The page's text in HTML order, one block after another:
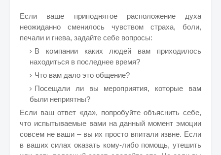
Если ваше приподнятое расположение духа
неожиданно сменилось чувством страха, боли,
печали и гнева, задайте себе вопросы:
В компании каких людей вам приходилось
находиться в последнее время?
Что вам дало это общение?
Посещали ли вы мероприятия, которые вам
были неприятны?
Если ваш ответ «да», попробуйте объяснить себе,
что испытываемые вами на данный момент эмоции
совсем не ваши – вы их просто впитали извне. Если
в ваших силах оказать кому-либо помощь, утешить